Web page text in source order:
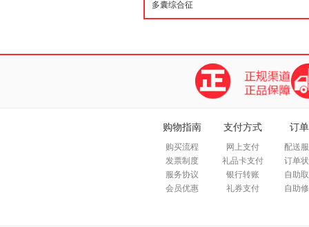
购物指南
购买流程
发票制度
服务协议
会员优惠
支付方式
网上支付
礼品卡支付
银行转账
礼券支付
订
配送
订单
自助
自助